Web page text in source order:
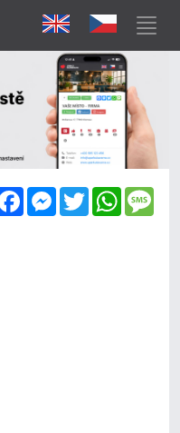
FacebookMessenger
Twitter